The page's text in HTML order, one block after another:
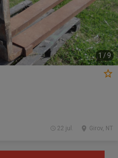
1 / 9
Girov, NT
22 jul.